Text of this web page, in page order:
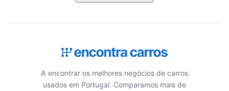
A encontrar os melhores negócios de carros
usados em Portugal. Comparamos mais de